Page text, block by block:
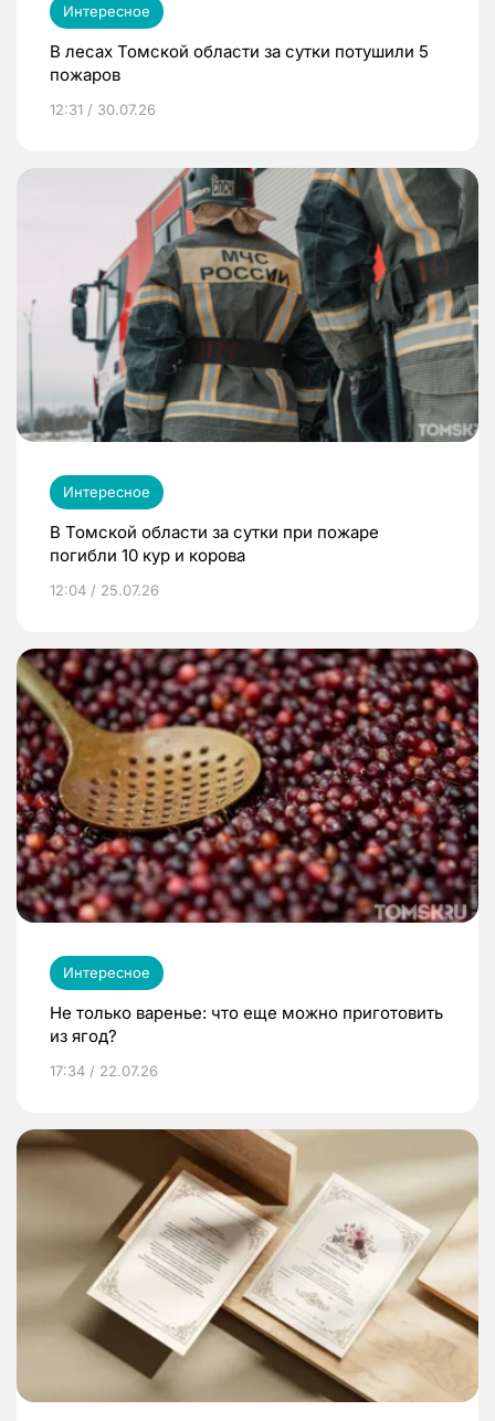
Интересное
В лесах Томской области за сутки потушили 5
пожаров
12:31 / 30.07.26
Интересное
В Томской области за сутки при пожаре
погибли 10 кур и корова
12:04 / 25.07.26
Интересное
Не только варенье: что еще можно приготовить
из ягод?
17:34 / 22.07.26